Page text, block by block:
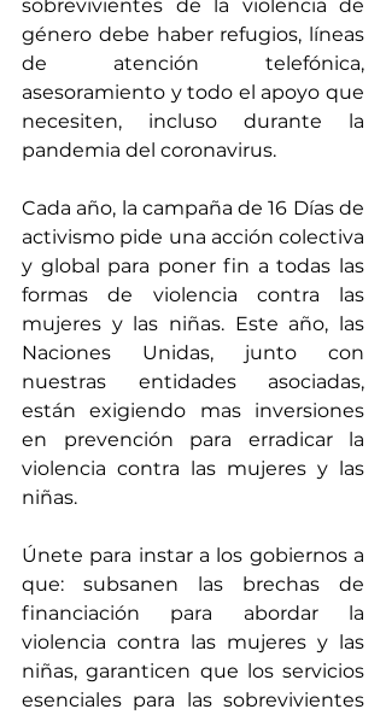
sobrevivientes de la violencia de
género debe haber refugios, líneas
de atención telefónica,
asesoramiento y todo el apoyo que
necesiten, incluso durante la
pandemia del coronavirus.
Cada año, la campaña de 16 Días de
activismo pide una acción colectiva
y global para poner fin a todas las
formas de violencia contra las
mujeres y las niñas. Este año, las
Naciones Unidas, junto con
nuestras entidades asociadas,
están exigiendo mas inversiones
en prevención para erradicar la
violencia contra las mujeres y las
niñas.
Únete para instar a los gobiernos a
que: subsanen las brechas de
financiación para abordar la
violencia contra las mujeres y las
niñas, garanticen que los servicios
esenciales para las sobrevivientes